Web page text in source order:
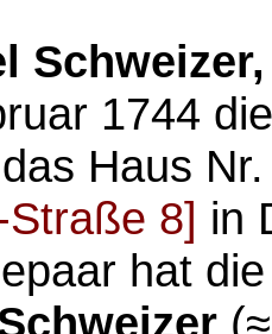
Schweizer,
1744 die
Haus
Straße 8] in
hat